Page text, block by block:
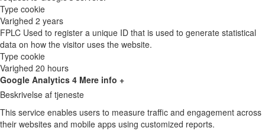
Type cookie
Varighed 2 years
FPLC Used to register a unique ID that is used to generate statistical
data on how the visitor uses the website.
Type cookie
Varighed 20 hours
Google Analytics 4 Mere info +
Beskrivelse af tjeneste
This service enables users to measure traffic and engagement across
their websites and mobile apps using customized reports.